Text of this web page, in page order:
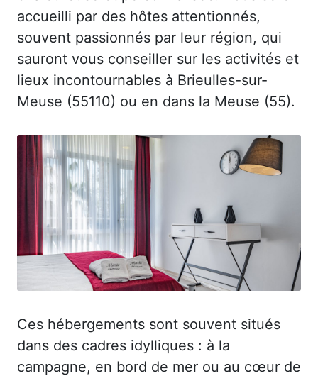
accueilli par des hôtes attentionnés,
souvent passionnés par leur région, qui
sauront vous conseiller sur les activités et
lieux incontournables à Brieulles-sur-
Meuse (55110) ou en dans la Meuse (55).
Ces hébergements sont souvent situés
dans des cadres idylliques : à la
campagne, en bord de mer ou au cœur de